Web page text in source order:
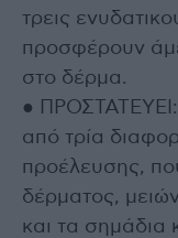
τρεις
προσφέρουν
στο δέρμα.
●
από τρία
προέλευσης,
δέρματος,
και τα σημάδια